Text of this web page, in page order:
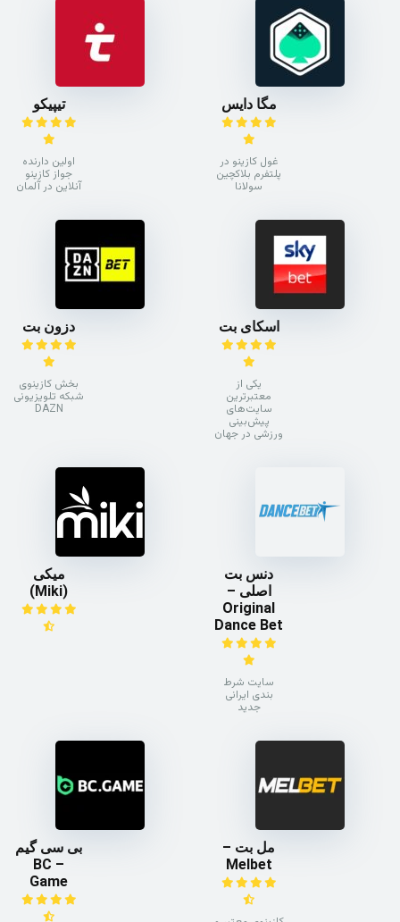
مگا دایس
غول کازینو در
پلتفرم بلاکچین
سولانا
تیپیکو
اولین دارنده
جواز کازینو
آنلاین در آلمان
اسکای بت
یکی از
معتبرترین
سایت‌های
پیش‌بینی
ورزشی در جهان
دزون بت
بخش کازینوی
شبکه تلویزیونی
DAZN
دنس بت
اصلی –
Original
Dance Bet
سایت شرط
بندی ایرانی
جدید
میکی
(Miki)
مل بت –
Melbet
بی سی گیم
– BC
Game